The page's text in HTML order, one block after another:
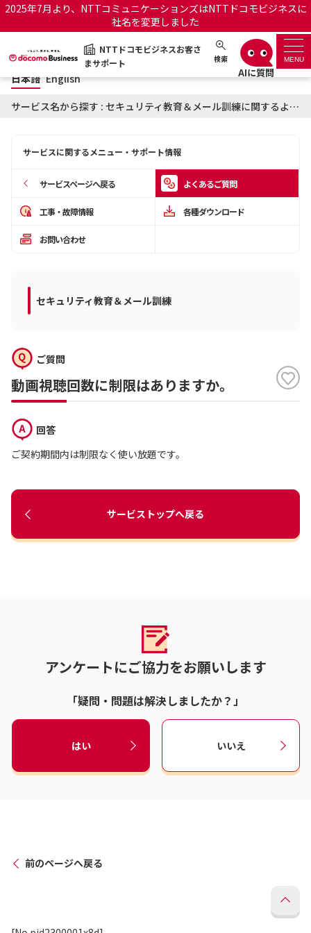
2025年7月より、NTTコミュニケーションズはNTTドコモビジネスに
社名を変更しました
NTTドコモビジネスお客さ
まサポート
検索 MENU
NTTドコモビジネスお客さまサポート 日本語 English
サポートトップ
お知らせ サポートサイトの使い方
OCNのお客さまはこちら
日本語 English
サービス名から探す : セキュリティ教育＆メール訓練に関するよくあるご質問
サービスに関するメニュー・サポート情報
サービスページへ戻る よくあるご質問
工事・故障情報 各種ダウンロード
お問い合わせ
セキュリティ教育＆メール訓練
ご質問
動画視聴回数に制限はありますか。
回答
ご契約期間内は制限なく使い放題です。
サービストップへ戻る
アンケートにご協力をお願いします
「疑問・問題は解決しましたか？」
はい いいえ
前のページへ戻る